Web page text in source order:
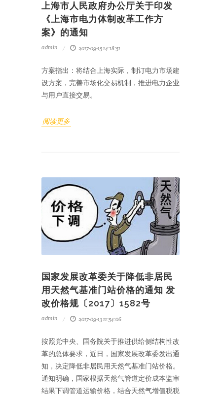
上海市人民政府办公厅关于印发
《上海市电力体制改革工作方
案》的通知
admin 2017-09-15 14:18:51
方案指出：将结合上海实际，制订电力市场建
设方案，完善市场化交易机制，推进电力企业
与用户直接交易。
阅读更多
国家发展改革委关于降低非居民
用天然气基准门站价格的通知 发
改价格规〔2017〕1582号
admin 2017-09-13 11:54:06
按照党中央、国务院关于推进供给侧结构性改
革的总体要求，近日，国家发展改革委发出通
知，决定降低非居民用天然气基准门站价格。
通知明确，国家根据天然气管道定价成本监审
结果下调管道运输价格，结合天然气增值税税